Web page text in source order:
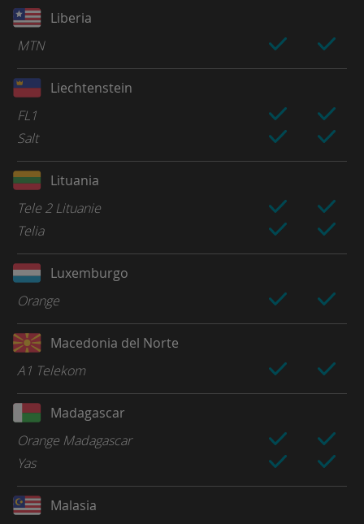
Liberia
MTN
Liechtenstein
FL1
Salt
Lituania
Tele 2 Lituanie
Telia
Luxemburgo
Orange
Macedonia del Norte
A1 Telekom
Madagascar
Orange Madagascar
Yas
Malasia